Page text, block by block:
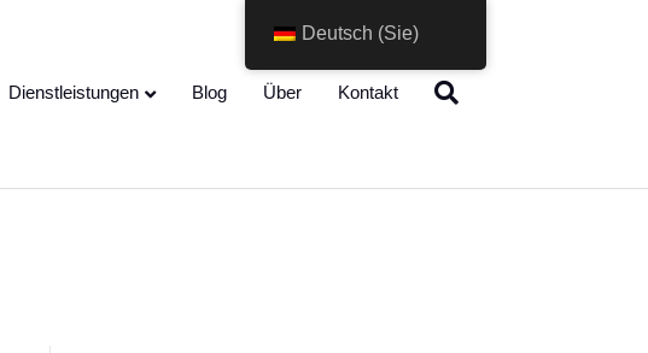
Dienstleistungen Blog Über Kontakt
Deutsch (Sie)